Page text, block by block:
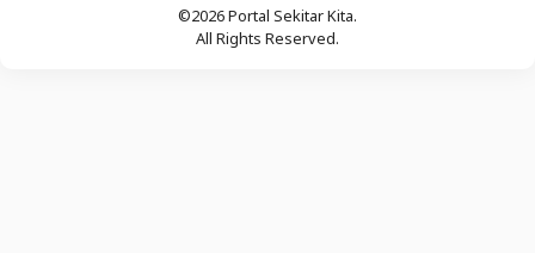
©2026 Portal Sekitar Kita.
All Rights Reserved.